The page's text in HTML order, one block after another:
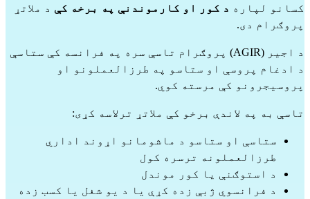
کسانو لپاره د کور او کارموندنې په برخه کې د ملاتړ
پروګرام دی.
د اجیر (AGIR) پروګرام تاسې سره په فرانسه کې ستاسې
د ادغام پروسې او ستاسو په طرزالعملونو او
پروسیجرونو کې مرسته کوي.
تاسې به په لاندې برخو کې ملاتړ ترلاسه کړی:
ستاسې او ستاسو د ماشومانو اړوند اداري
طرزالعملونه ترسره کول
د استوګنې یا کور موندل
د فرانسوي ژبې زده کړې یا د یو شغل یا کسب زده